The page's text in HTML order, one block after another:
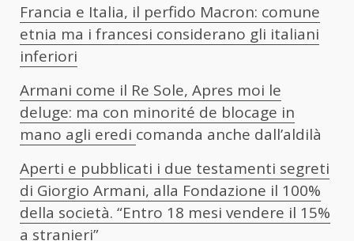
Francia e Italia, il perfido Macron: comune
etnia ma i francesi considerano gli italiani
inferiori
Armani come il Re Sole, Apres moi le
deluge: ma con minorité de blocage in
mano agli eredi comanda anche dall’aldilà
Aperti e pubblicati i due testamenti segreti
di Giorgio Armani, alla Fondazione il 100%
della società. “Entro 18 mesi vendere il 15%
a stranieri”